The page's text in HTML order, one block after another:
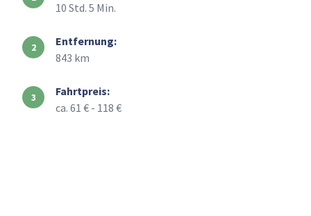
10 Std. 5 Min.
Entfernung:
843 km
Fahrtpreis:
ca. 61 € - 118 €